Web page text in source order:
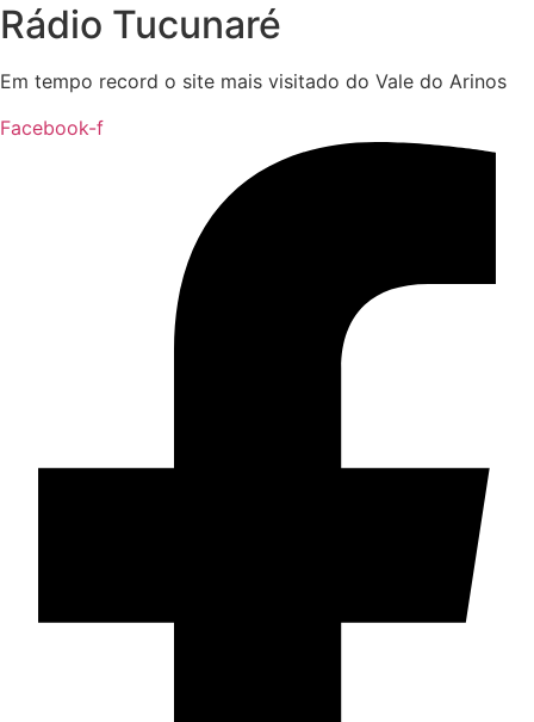
Rádio Tucunaré
Em tempo record o site mais visitado do Vale do Arinos
Facebook-f